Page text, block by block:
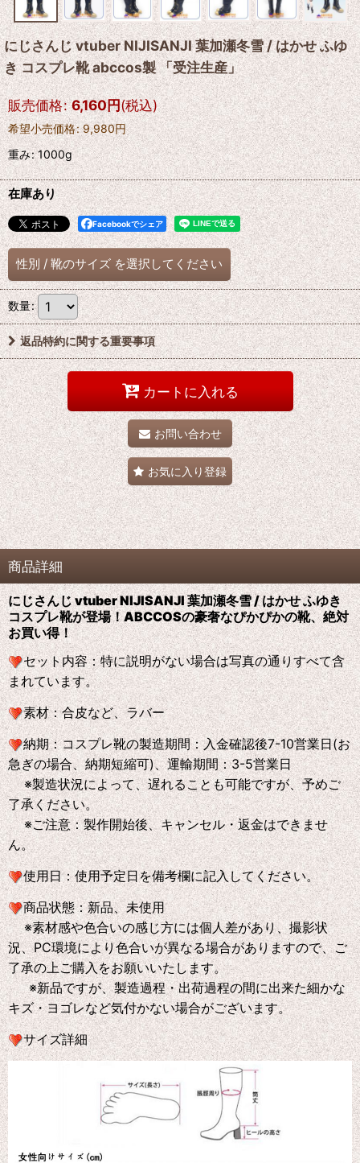
にじさんじ vtuber NIJISANJI 葉加瀬冬雪 / はかせ ふゆ
き コスプレ靴 abccos製 「受注生産」
販売価格: 6,160円(税込)
希望小売価格: 9,980円
重み:1000g
在庫あり
Facebookでシェア
性別 / 靴のサイズ を選択してください
数量:
返品特約に関する重要事項
カートに入れる
お問い合わせ
お気に入り登録
商品詳細
にじさんじ vtuber NIJISANJI 葉加瀬冬雪 / はかせ ふゆき
コスプレ靴が登場！ABCCOSの豪奢なぴかぴかの靴、絶対
お買い得！
セット内容：特に説明がない場合は写真の通りすべて含
まれています。
素材：合皮など、ラバー
納期：コスプレ靴の製造期間：入金確認後7-10営業日(お
急ぎの場合、納期短縮可)、運輸期間：3-5営業日
※製造状況によって、遅れることも可能ですが、予めご
了承ください。
※ご注意：製作開始後、キャンセル・返金はできませ
ん。
使用日：使用予定日を備考欄に記入してください。
商品状態：新品、未使用
※素材感や色合いの感じ方には個人差があり、撮影状
況、PC環境により色合いが異なる場合がありますので、ご
了承の上ご購入をお願いいたします。
※新品ですが、製造過程・出荷過程の間に出来た細かな
キズ・ヨゴレなど気付かない場合がございます。
サイズ詳細